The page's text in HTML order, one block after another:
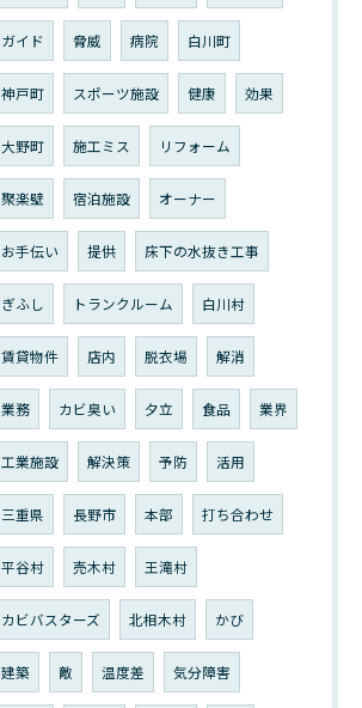
ガイド 脅威 病院 白川町
神戸町 スポーツ施設 健康 効果
大野町 施工ミス リフォーム
聚楽壁 宿泊施設 オーナー
お手伝い 提供 床下の水抜き工事
ぎふし トランクルーム 白川村
賃貸物件 店内 脱衣場 解消
業務 カビ臭い 夕立 食品 業界
工業施設 解決策 予防 活用
三重県 長野市 本部 打ち合わせ
平谷村 売木村 王滝村
カビバスターズ 北相木村 かび
建築 敵 温度差 気分障害